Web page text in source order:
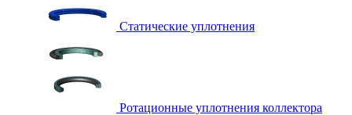
Статические уплотнения
Ротационные уплотнения коллектора